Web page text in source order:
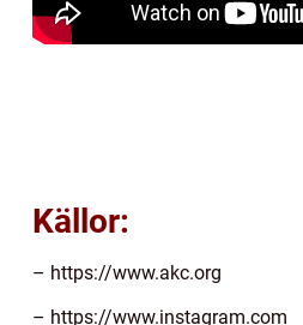
Källor:
– https://www.akc.org
– https://www.instagram.com